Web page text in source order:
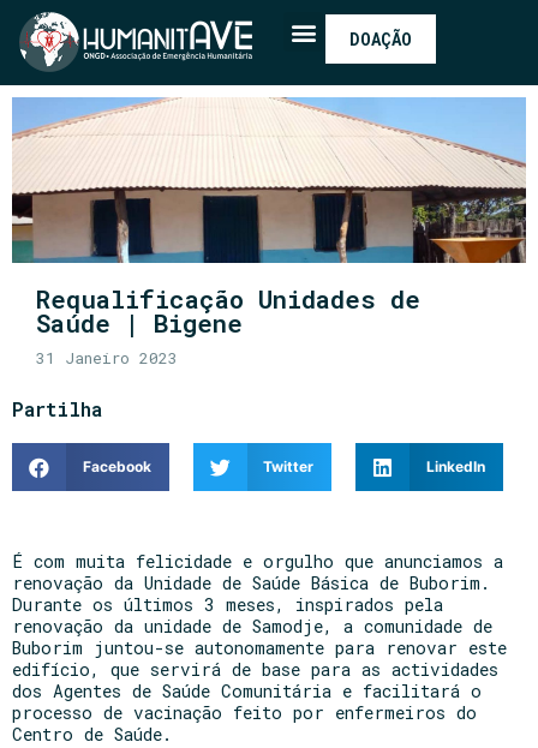
DOAÇÃO
Requalificação Unidades de
Saúde | Bigene
31 Janeiro 2023
Partilha
Facebook Twitter LinkedIn
É com muita felicidade e orgulho que anunciamos a
renovação da Unidade de Saúde Básica de Buborim.
Durante os últimos 3 meses, inspirados pela
renovação da unidade de Samodje, a comunidade de
Buborim juntou-se autonomamente para renovar este
edifício, que servirá de base para as actividades
dos Agentes de Saúde Comunitária e facilitará o
processo de vacinação feito por enfermeiros do
Centro de Saúde.